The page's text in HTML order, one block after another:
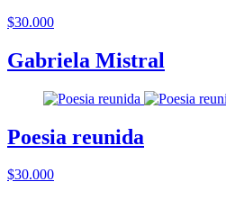
$30.000
Gabriela Mistral
Poesia reunida
$30.000